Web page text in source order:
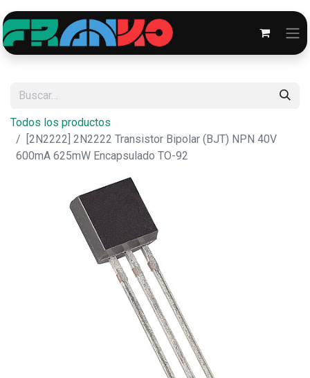
Todos los productos
[2N2222] 2N2222 Transistor Bipolar (BJT) NPN 40V
600mA 625mW Encapsulado TO-92